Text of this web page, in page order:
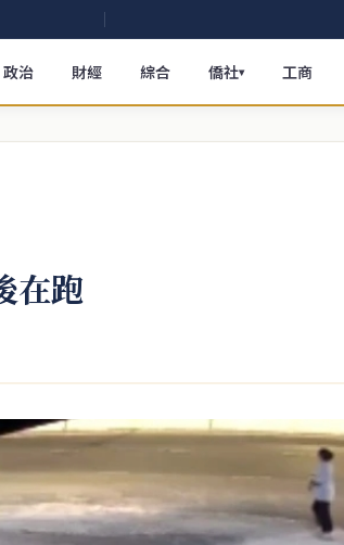
政治 財經 綜合 僑社▾ 工商
在跑